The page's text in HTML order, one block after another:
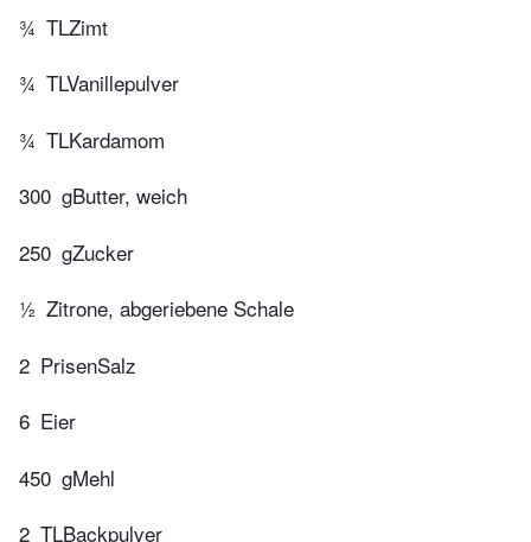
¾ TLZimt
¾ TLVanillepulver
¾ TLKardamom
300 gButter, weich
250 gZucker
½ Zitrone, abgeriebene Schale
2 PrisenSalz
6 Eier
450 gMehl
2 TLBackpulver